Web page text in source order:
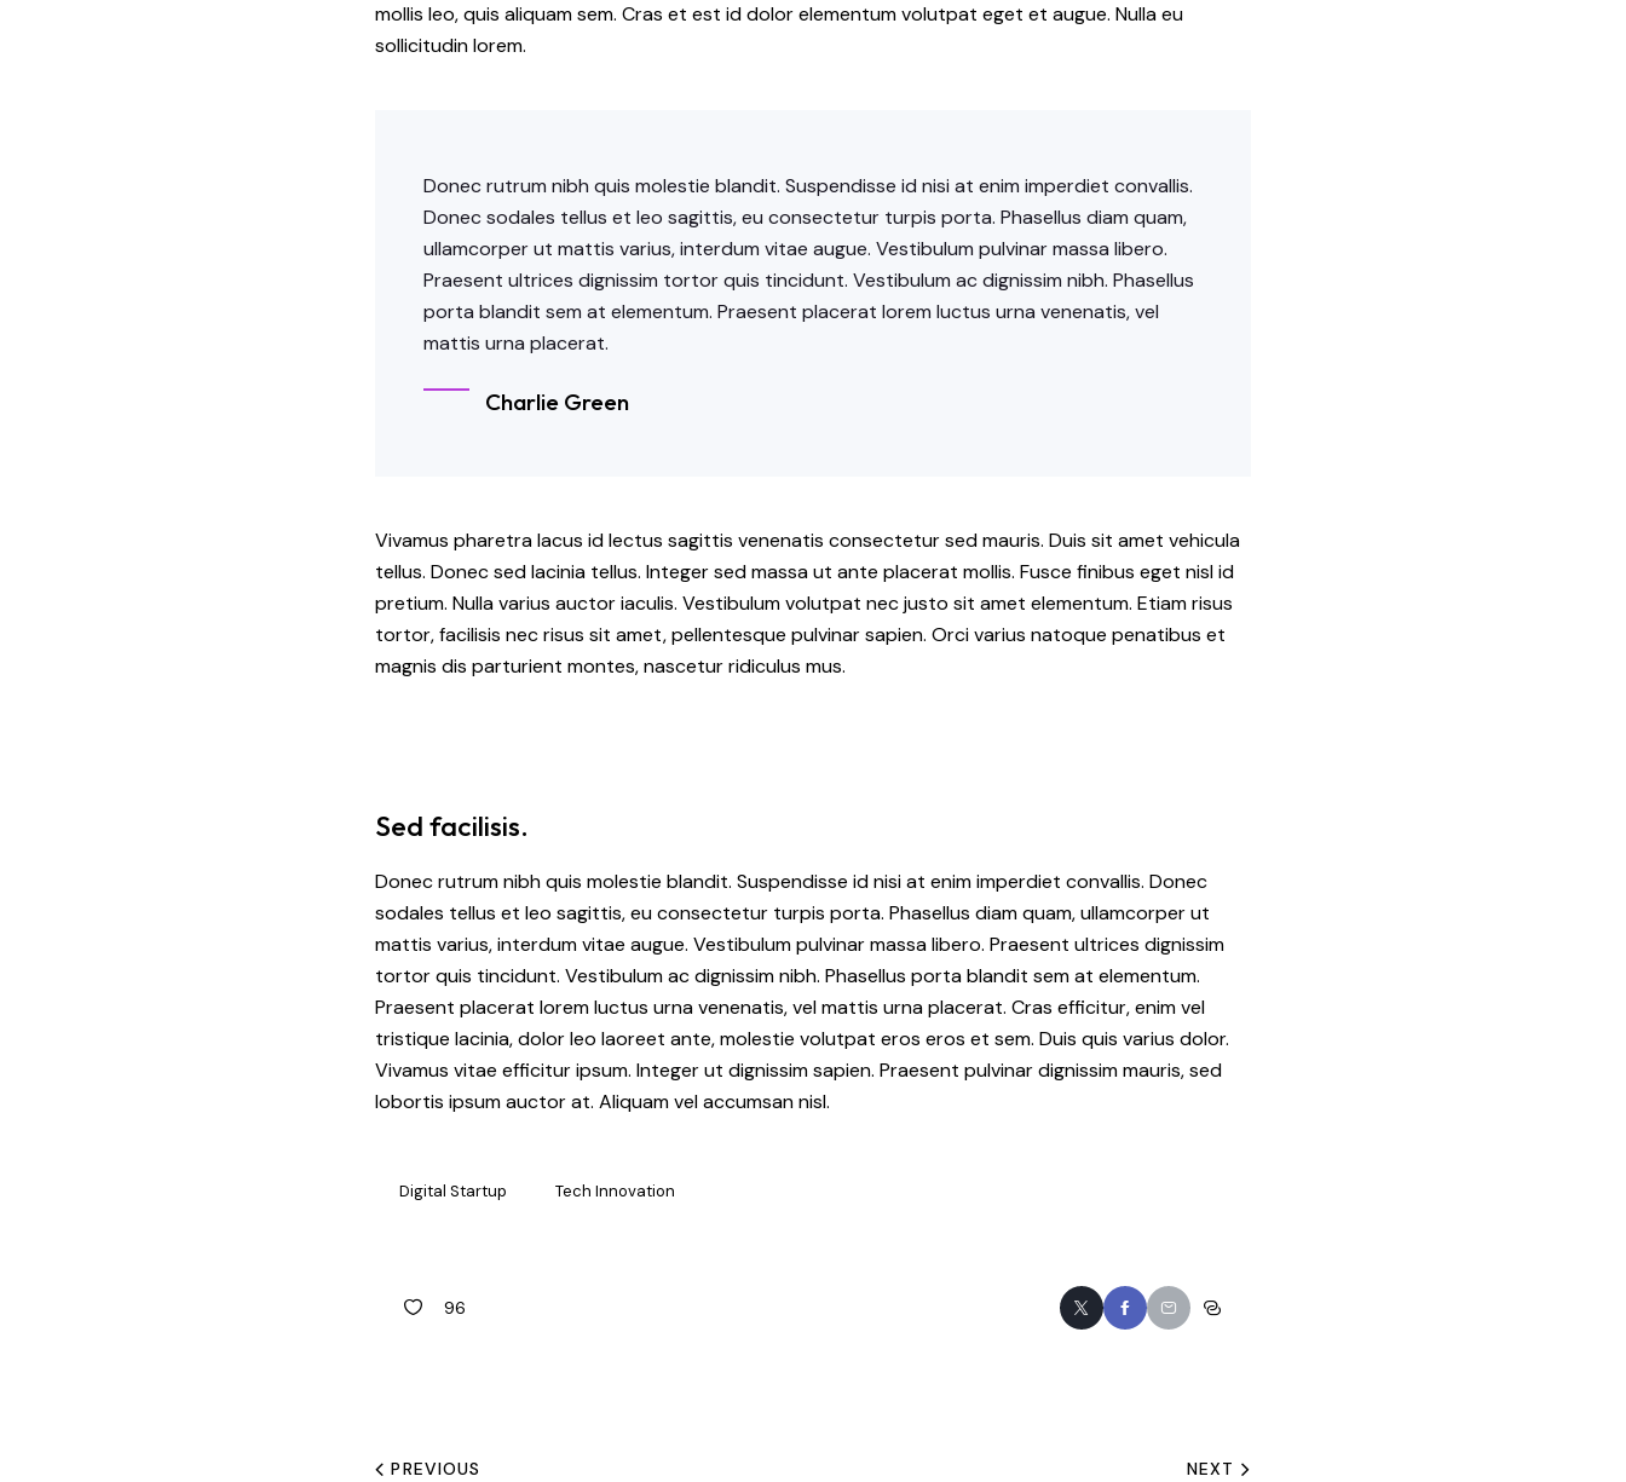
mollis leo, quis aliquam sem. Cras et est id dolor elementum volutpat eget et augue. Nulla eu
sollicitudin lorem.
Donec rutrum nibh quis molestie blandit. Suspendisse id nisi at enim imperdiet convallis.
Donec sodales tellus et leo sagittis, eu consectetur turpis porta. Phasellus diam quam,
ullamcorper ut mattis varius, interdum vitae augue. Vestibulum pulvinar massa libero.
Praesent ultrices dignissim tortor quis tincidunt. Vestibulum ac dignissim nibh. Phasellus
porta blandit sem at elementum. Praesent placerat lorem luctus urna venenatis, vel
mattis urna placerat.
Charlie Green
Vivamus pharetra lacus id lectus sagittis venenatis consectetur sed mauris. Duis sit amet vehicula
tellus. Donec sed lacinia tellus. Integer sed massa ut ante placerat mollis. Fusce finibus eget nisl id
pretium. Nulla varius auctor iaculis. Vestibulum volutpat nec justo sit amet elementum. Etiam risus
tortor, facilisis nec risus sit amet, pellentesque pulvinar sapien. Orci varius natoque penatibus et
magnis dis parturient montes, nascetur ridiculus mus.
Sed facilisis.
Donec rutrum nibh quis molestie blandit. Suspendisse id nisi at enim imperdiet convallis. Donec
sodales tellus et leo sagittis, eu consectetur turpis porta. Phasellus diam quam, ullamcorper ut
mattis varius, interdum vitae augue. Vestibulum pulvinar massa libero. Praesent ultrices dignissim
tortor quis tincidunt. Vestibulum ac dignissim nibh. Phasellus porta blandit sem at elementum.
Praesent placerat lorem luctus urna venenatis, vel mattis urna placerat. Cras efficitur, enim vel
tristique lacinia, dolor leo laoreet ante, molestie volutpat eros eros et sem. Duis quis varius dolor.
Vivamus vitae efficitur ipsum. Integer ut dignissim sapien. Praesent pulvinar dignissim mauris, sed
lobortis ipsum auctor at. Aliquam vel accumsan nisl.
Digital Startup Tech Innovation
96
PREVIOUS NEXT